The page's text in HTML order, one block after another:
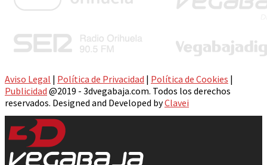
Aviso Legal | Política de Privacidad | Política de Cookies |
Publicidad @2019 - 3dvegabaja.com. Todos los derechos
reservados. Designed and Developed byClavei